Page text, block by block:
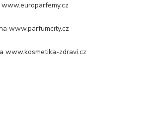
www.parfumcity.cz
www.kosmetika-zdravi.cz